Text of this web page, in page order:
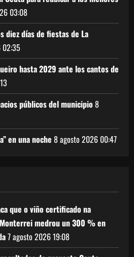
03:08
diez días de fiestas de La
02:35
hasta 2029 ante los cantos de
públicos del municipio8
en una noche 8 agosto 2026 00:47
que o viño certificado na
medrou un 300 % en
7 agosto 202619:08